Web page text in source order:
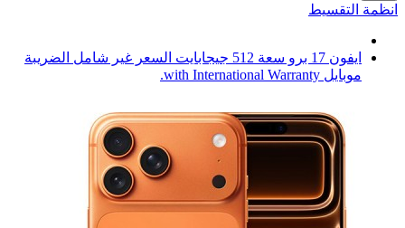
انظمة التقسيط
ايفون 17 برو سعة 512 جيجابايت السعر غير شامل الضريبة
موبايل with International Warranty.